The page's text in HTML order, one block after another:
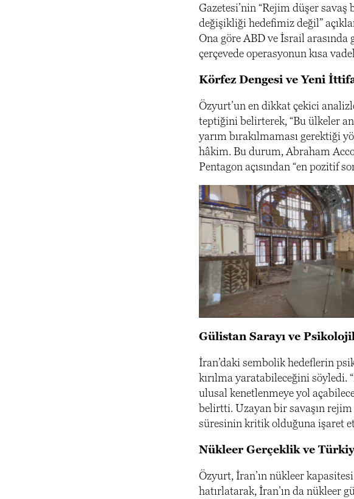
Gazetesi’nin “Rejim düşer
değişikliği hedefimiz değil”
Ona göre ABD ve İsrail
çerçevede operasyonun kısa
Körfez Dengesi ve Yeni
Özyurt’un en dikkat çekici
teptiğini belirterek, “Bu ülkeler
yarım bırakılmaması gerektiği
hâkim. Bu durum, Abraham
Pentagon açısından “en pozitif
Gülistan Sarayı ve
İran’daki sembolik hedeflerin
kırılma yaratabileceğini söyledi.
ulusal kenetlenmeye yol
belirtti. Uzayan bir savaşın
süresinin kritik olduğuna işaret
Nükleer Gerçeklik ve
Özyurt, İran’ın nükleer
hatırlatarak, İran’ın da nükleer